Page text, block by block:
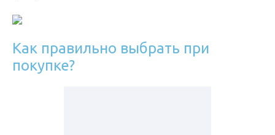
Как правильно выбрать при
покупке?